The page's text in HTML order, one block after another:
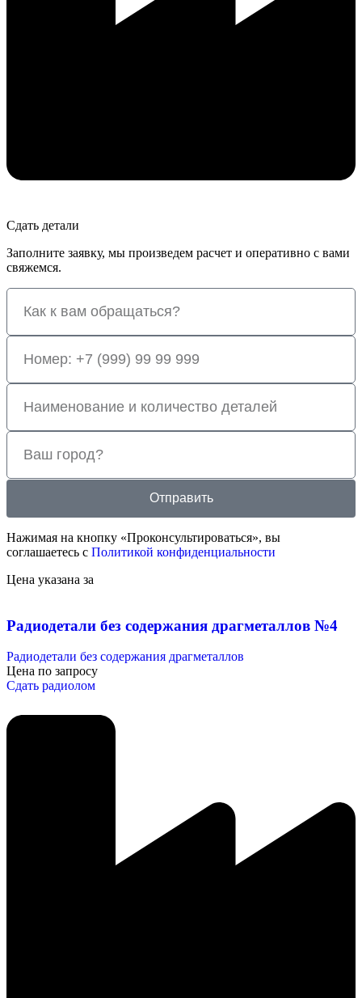
Сдать детали
Заполните заявку, мы произведем расчет и оперативно с вами
свяжемся.
Отправить
Нажимая на кнопку «Проконсультироваться», вы
соглашаетесь с Политикой конфиденциальности
Цена указана за
Радиодетали без содержания драгметаллов №4
Радиодетали без содержания драгметаллов
Цена по запросу
Сдать радиолом